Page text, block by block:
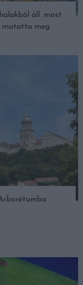
áll: most
mutatta meg